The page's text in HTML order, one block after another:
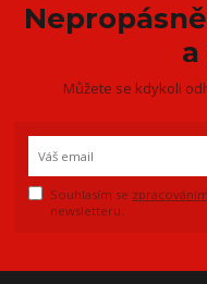
Můžete se kdykoli
Souhlasím se
newsletteru.